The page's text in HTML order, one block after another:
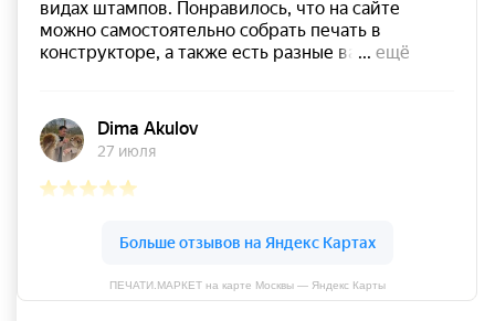
ПЕЧАТИ.МАРКЕТ на карте Москвы — Яндекс Карты